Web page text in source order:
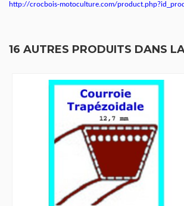
http://crocbois-motoculture.com/
16 AUTRES PRODUITS DANS